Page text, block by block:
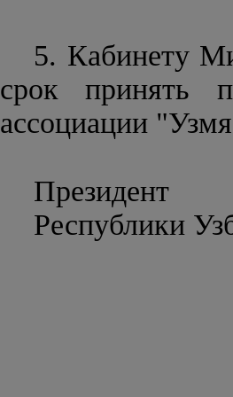
5. Кабинету
срок принять
ассоциации
Президент